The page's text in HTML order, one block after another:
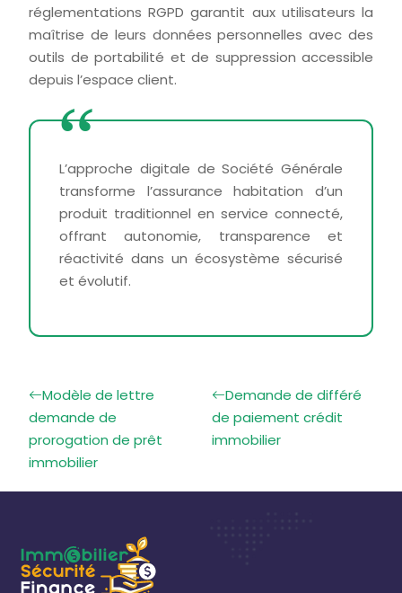
réglementations RGPD garantit aux utilisateurs la
maîtrise de leurs données personnelles avec des
outils de portabilité et de suppression accessible
depuis l’espace client.
L’approche digitale de Société Générale
transforme l’assurance habitation d’un
produit traditionnel en service connecté,
offrant autonomie, transparence et
réactivité dans un écosystème sécurisé
et évolutif.
Modèle de lettre
demande de
prorogation de prêt
immobilier
Demande de différé
de paiement crédit
immobilier